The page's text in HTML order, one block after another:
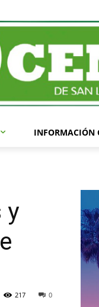
INFORMACIÓN
y
0
217